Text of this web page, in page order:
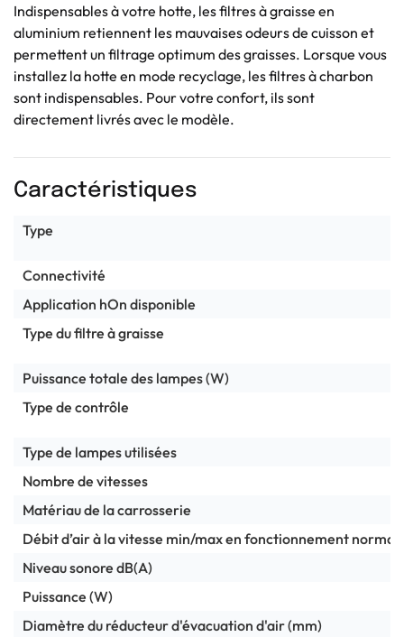
Indispensables à votre hotte, les filtres à graisse en
aluminium retiennent les mauvaises odeurs de cuisson et
permettent un filtrage optimum des graisses. Lorsque vous
installez la hotte en mode recyclage, les filtres à charbon
sont indispensables. Pour votre confort, ils sont
directement livrés avec le modèle.
Caractéristiques
Type
Connectivité
Application hOn disponible
Type du filtre à graisse
Puissance totale des lampes (W)
Type de contrôle
Type de lampes utilisées
Nombre de vitesses
Matériau de la carrosserie
Débit d’air à la vitesse min/max en fonctionnement
Niveau sonore dB(A)
Puissance (W)
Diamètre du réducteur d'évacuation d'air (mm)